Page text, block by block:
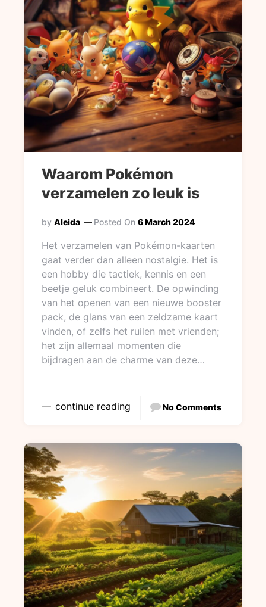
Waarom Pokémon
verzamelen zo leuk is
by Aleida Posted On 6 March 2024
Het verzamelen van Pokémon-kaarten
gaat verder dan alleen nostalgie. Het is
een hobby die tactiek, kennis en een
beetje geluk combineert. De opwinding
van het openen van een nieuwe booster
pack, de glans van een zeldzame kaart
vinden, of zelfs het ruilen met vrienden;
het zijn allemaal momenten die
bijdragen aan de charme van deze…
continue reading No Comments